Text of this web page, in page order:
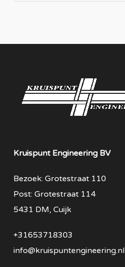
Kruispunt Engineering BV
Bezoek: Grotestraat 110
Post: Grotestraat 114
5431 DM, Cuijk
+31653718303
info@kruispuntengineering.nl